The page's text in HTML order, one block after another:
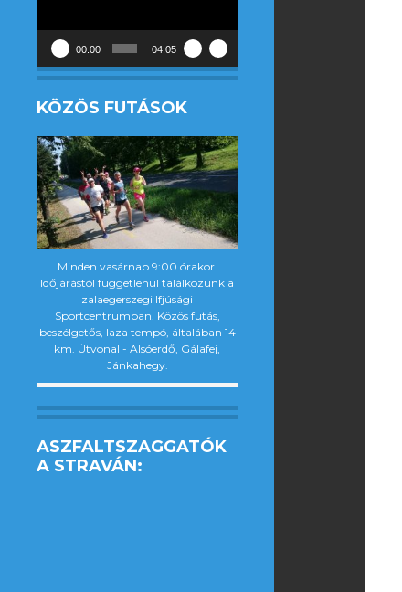
00:00 04:05
KÖZÖS FUTÁSOK
Minden vasárnap 9:00 órakor.
Időjárástól függetlenül találkozunk a
zalaegerszegi Ifjúsági
Sportcentrumban. Közös futás,
beszélgetős, laza tempó, általában 14
km. Útvonal - Alsóerdő, Gálafej,
Jánkahegy.
ASZFALTSZAGGATÓK
A STRAVÁN: